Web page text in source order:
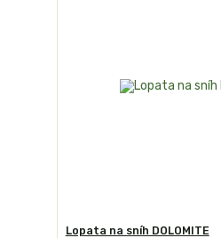
Lopata na sníh DOLOMITE